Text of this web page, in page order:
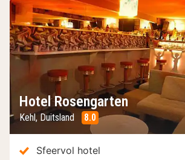
Hotel Rosengarten
Kehl, Duitsland 8.0
/10
Sfeervol hotel